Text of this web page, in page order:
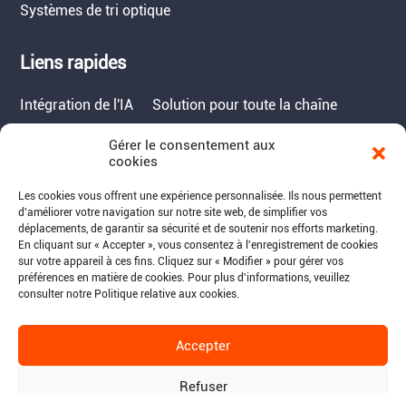
Systèmes de tri optique
Liens rapides
Intégration de l'IA Solution pour toute la chaîne
Tél. : 717-490-1513
Adresse : 1050 Kreider Drive -
Suite 500, Middletown,
PA 17057
Courriel : info@raymantech.us
Gérer le consentement aux
cookies
Les cookies vous offrent une expérience personnalisée. Ils nous permettent
d'améliorer votre navigation sur notre site web, de simplifier vos
déplacements, de garantir sa sécurité et de soutenir nos efforts marketing.
En cliquant sur « Accepter », vous consentez à l'enregistrement de cookies
sur votre appareil à ces fins. Cliquez sur « Modifier » pour gérer vos
préférences en matière de cookies. Pour plus d'informations, veuillez
consulter notre Politique relative aux cookies.
Accepter
Refuser